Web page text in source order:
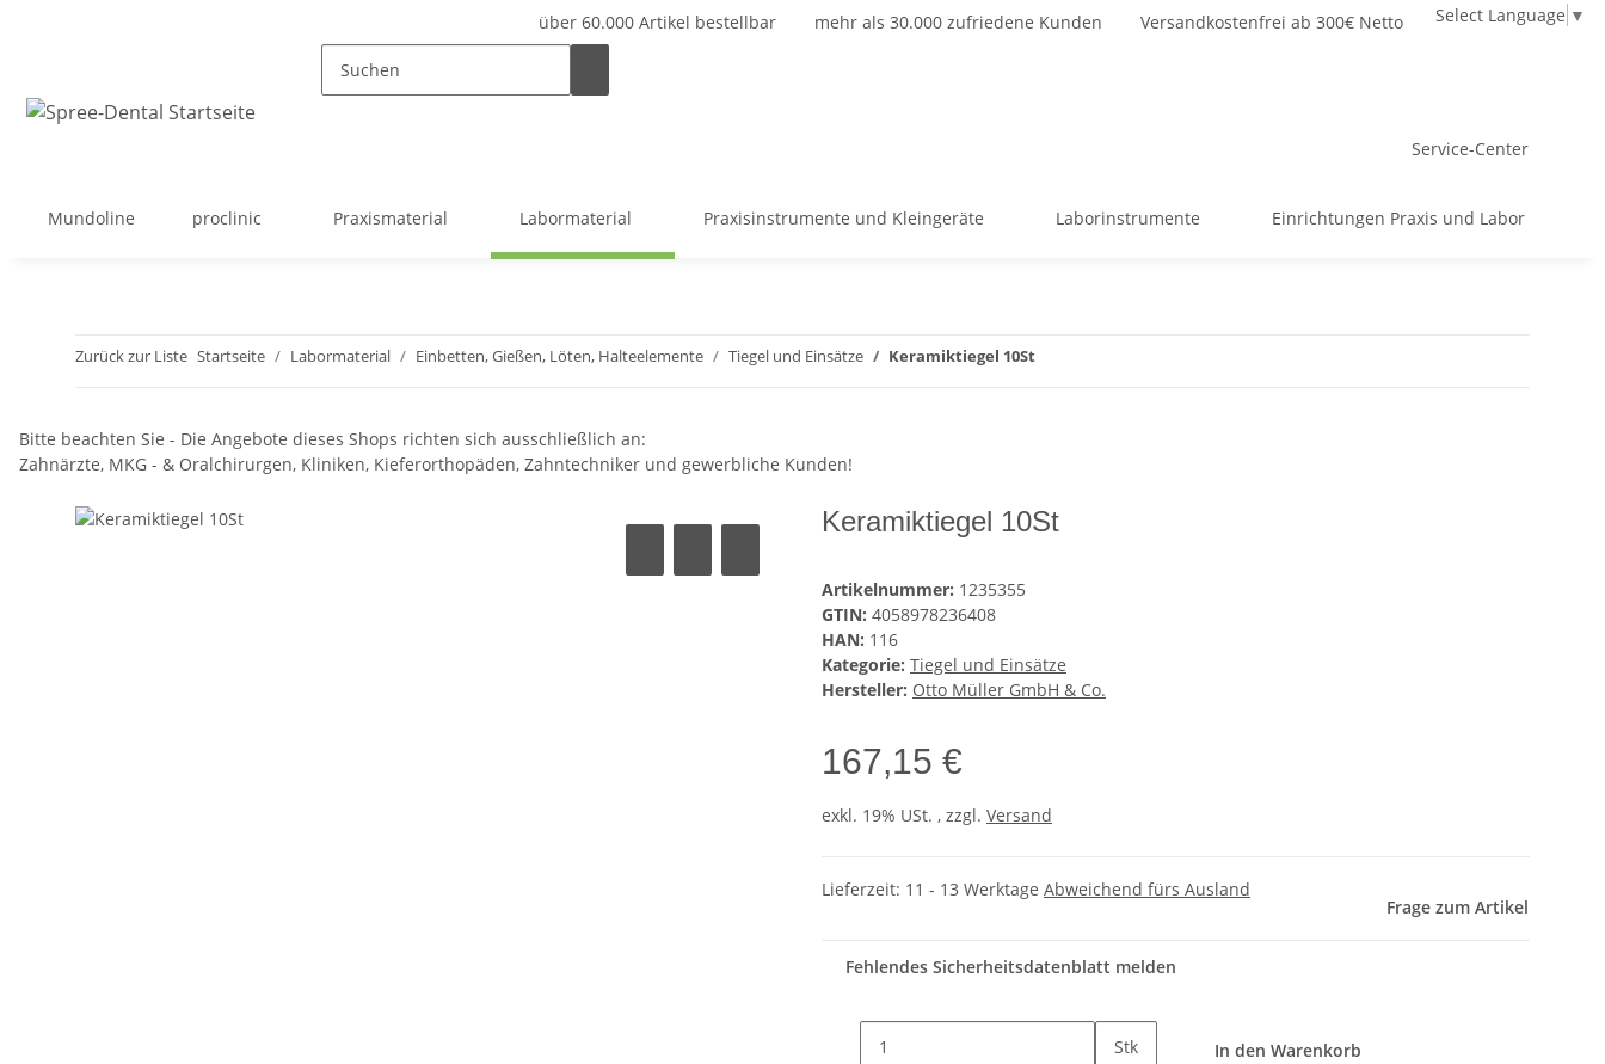
über 60.000 Artikel bestellbar mehr als 30.000 zufriedene Kunden Versandkostenfrei ab 300€ Netto Select Language ▼
Service-Center
Mundoline proclinic Praxismaterial Labormaterial Praxisinstrumente und Kleingeräte Laborinstrumente Einrichtungen Praxis und Labor
Zurück zur Liste Startseite Labormaterial Einbetten, Gießen, Löten, Halteelemente Tiegel und Einsätze Keramiktiegel 10St
Bitte beachten Sie - Die Angebote dieses Shops richten sich ausschließlich an:
Zahnärzte, MKG - & Oralchirurgen, Kliniken, Kieferorthopäden, Zahntechniker und gewerbliche Kunden!
Keramiktiegel 10St
Artikelnummer: 1235355
GTIN: 4058978236408
HAN: 116
Kategorie: Tiegel und Einsätze
Hersteller: Otto Müller GmbH & Co.
167,15 €
exkl. 19% USt. , zzgl. Versand
Lieferzeit: 11 - 13 Werktage Abweichend fürs Ausland
Frage zum Artikel
Fehlendes Sicherheitsdatenblatt melden
Stk In den Warenkorb